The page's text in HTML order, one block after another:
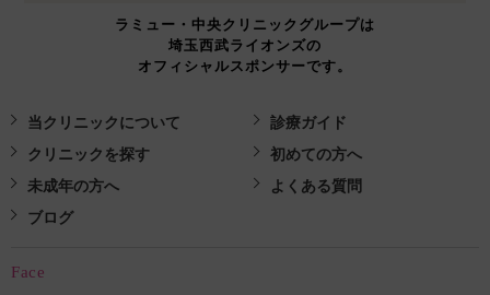
ラミュー・中央クリニックグループは
埼玉西武ライオンズの
オフィシャルスポンサーです。
当クリニックについて
診療ガイド
クリニックを探す
初めての方へ
未成年の方へ
よくある質問
ブログ
Face